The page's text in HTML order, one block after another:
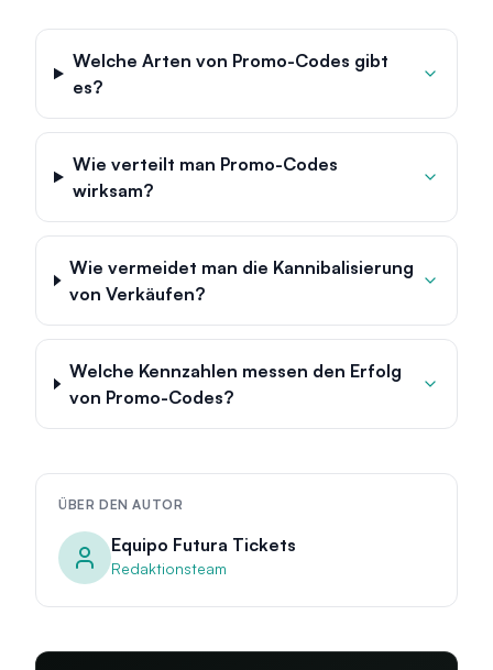
Welche Arten von Promo-Codes gibt
es?
Wie verteilt man Promo-Codes
wirksam?
Wie vermeidet man die Kannibalisierung
von Verkäufen?
Welche Kennzahlen messen den Erfolg
von Promo-Codes?
ÜBER DEN AUTOR
Equipo Futura Tickets
Redaktionsteam